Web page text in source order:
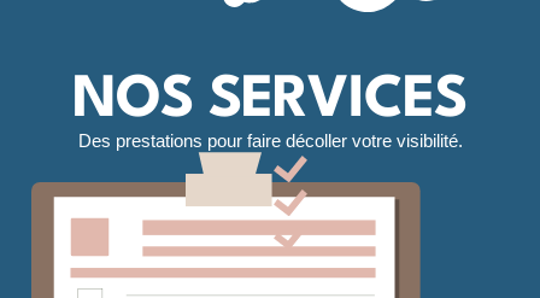
NOS SERVICES
Des prestations pour faire décoller votre visibilité.